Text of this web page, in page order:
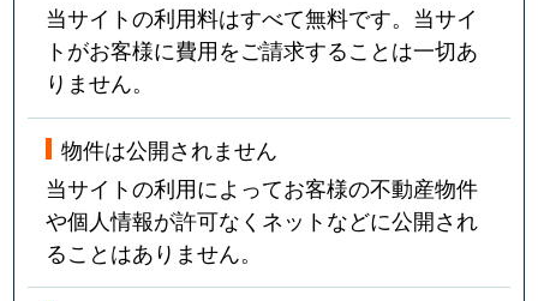
当サイトの利用料はすべて無料です。当サイ
トがお客様に費用をご請求することは一切あ
りません。
物件は公開されません
当サイトの利用によってお客様の不動産物件
や個人情報が許可なくネットなどに公開され
ることはありません。